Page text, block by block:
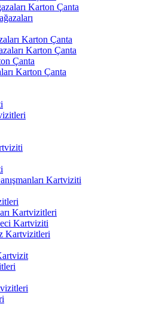
Karton Çanta
Karton Çanta
Karton Çanta
Çanta
Karton Çanta
Kartviziti
Kartvizitleri
Kartviziti
Kartvizitleri